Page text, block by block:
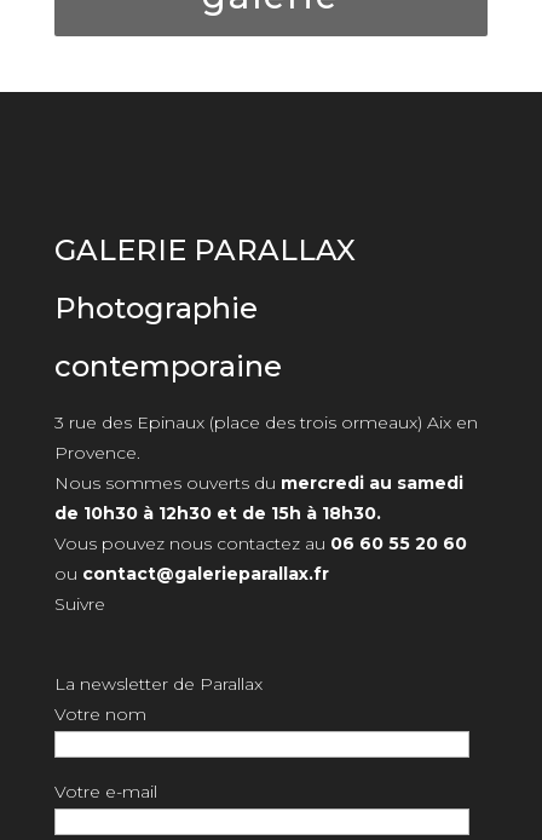
GALERIE PARALLAX
Photographie
contemporaine
3 rue des Epinaux (place des trois ormeaux) Aix en
Provence.
Nous sommes ouverts du mercredi au samedi
de 10h30 à 12h30 et de 15h à 18h30.
Vous pouvez nous contactez au 06 60 55 20 60
ou contact@galerieparallax.fr
Suivre
La newsletter de Parallax
Votre nom
Votre e-mail